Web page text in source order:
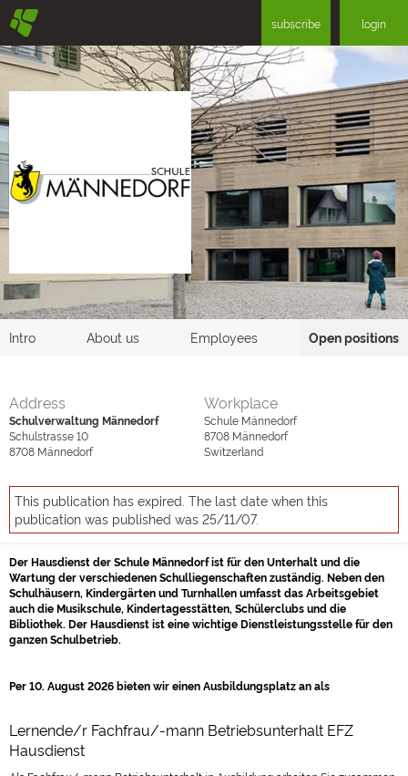
§ subscribe login
Intro About us Employees Open positions
Address
Schulverwaltung Männedorf
Schulstrasse 10
8708 Männedorf
Workplace
Schule Männedorf
8708 Männedorf
Switzerland
This publication has expired. The last date when this
publication was published was 25/11/07.
Der Hausdienst der Schule Männedorf ist für den Unterhalt und die
Wartung der verschiedenen Schulliegenschaften zuständig. Neben den
Schulhäusern, Kindergärten und Turnhallen umfasst das Arbeitsgebiet
auch die Musikschule, Kindertagesstätten, Schülerclubs und die
Bibliothek. Der Hausdienst ist eine wichtige Dienstleistungsstelle für den
ganzen Schulbetrieb.
Per 10. August 2026 bieten wir einen Ausbildungsplatz an als
Lernende/r Fachfrau/-mann Betriebsunterhalt EFZ
Hausdienst